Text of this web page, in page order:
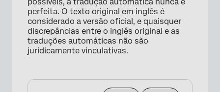
perfeita. O texto original em inglês é
considerado a versão oficial, e quaisquer
discrepâncias entre o inglês original e as
traduções automáticas não são
juridicamente vinculativas.